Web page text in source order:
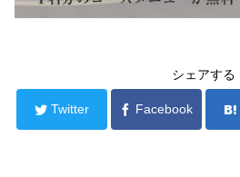
シェアする
Twitter Facebook